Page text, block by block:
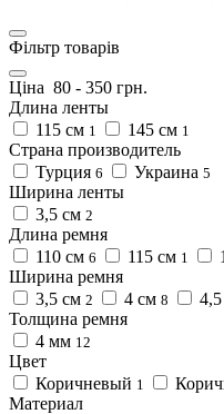
Фільтр товарів
Ціна 80 - 350 грн.
Длина ленты
115 см 1 145 см 1
Страна производитель
Турция 6 Украина 5
Ширина ленты
3,5 см 2
Длина ремня
110 см 6 115 см 1
Ширина ремня
3,5 см 2 4 см 8
Толщина ремня
4 мм 12
Цвет
Коричневый 1
Материал